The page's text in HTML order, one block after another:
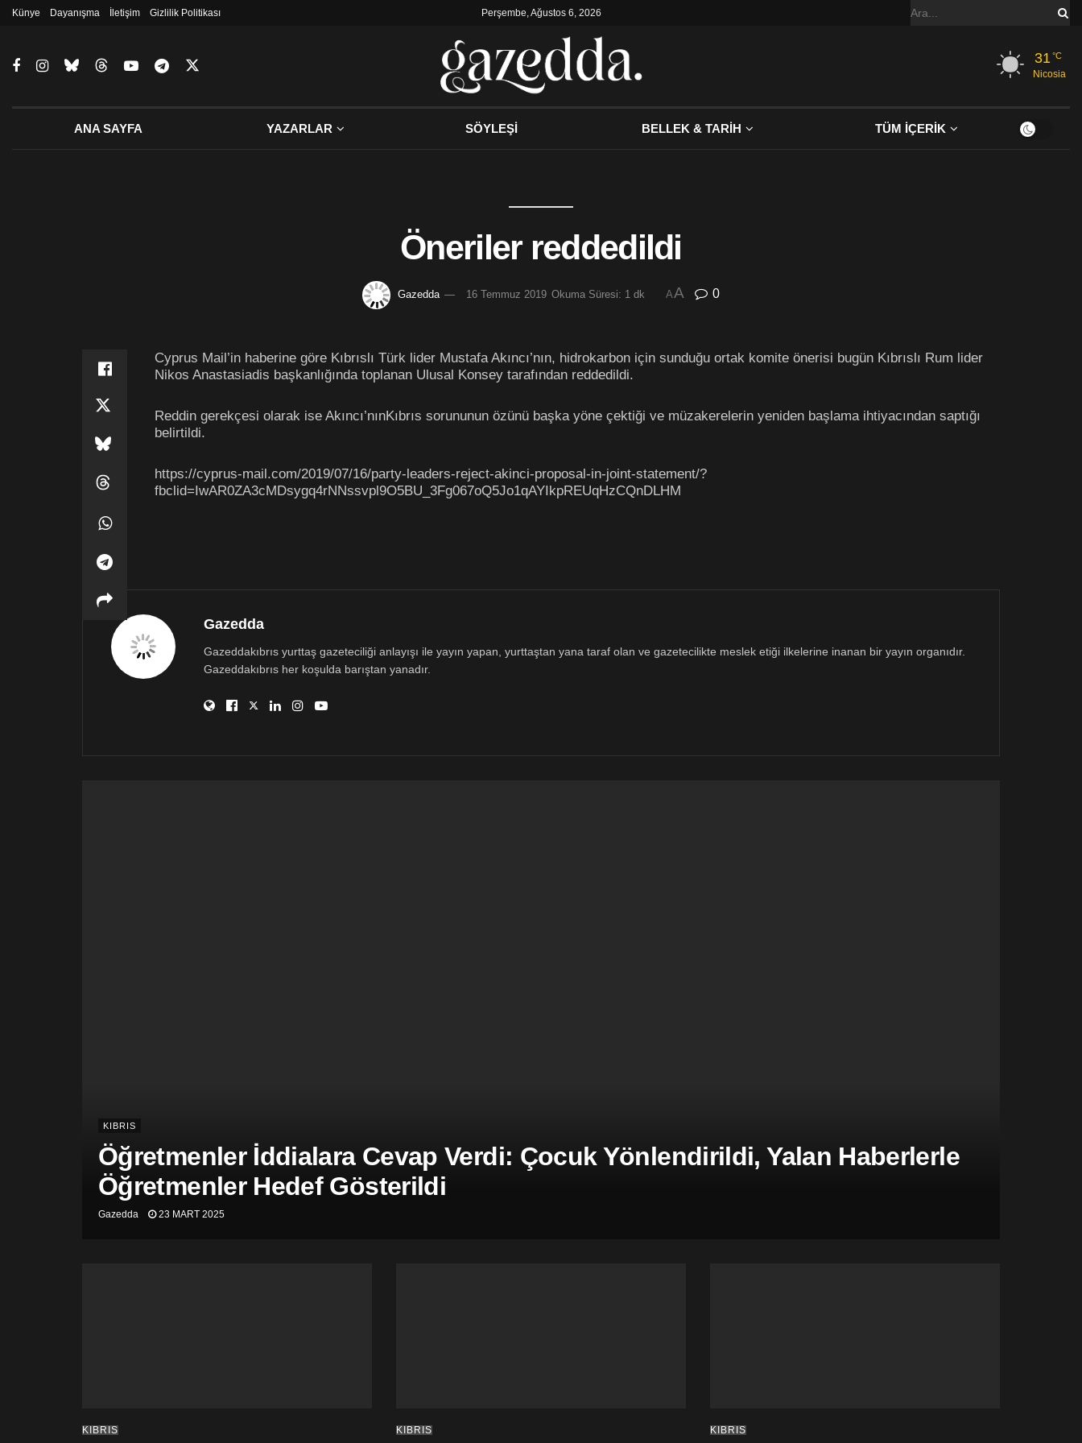
Künye Dayanışma İletişim Gizlilik Politikası Perşembe, Ağustos 6, 2026
31 °C
Nicosia
ANA SAYFA YAZARLAR SÖYLEŞİ BELLEK & TARİH TÜM İÇERİK
Öneriler reddedildi
Gazedda 16 Temmuz 2019 Okuma Süresi: 1 dk AA 0
Cyprus Mail’in haberine göre Kıbrıslı Türk lider Mustafa Akıncı’nın, hidrokarbon için sunduğu ortak komite önerisi bugün Kıbrıslı Rum lider
Nikos Anastasiadis başkanlığında toplanan Ulusal Konsey tarafından reddedildi.
Reddin gerekçesi olarak ise Akıncı’nınKıbrıs sorununun özünü başka yöne çektiği ve müzakerelerin yeniden başlama ihtiyacından saptığı
belirtildi.
https://cyprus-mail.com/2019/07/16/party-leaders-reject-akinci-proposal-in-joint-statement/?
fbclid=IwAR0ZA3cMDsygq4rNNssvpl9O5BU_3Fg067oQ5Jo1qAYIkpREUqHzCQnDLHM
Gazedda
Gazeddakıbrıs yurttaş gazeteciliği anlayışı ile yayın yapan, yurttaştan yana taraf olan ve gazetecilikte meslek etiği ilkelerine inanan bir yayın organıdır.
Gazeddakıbrıs her koşulda barıştan yanadır.
KIBRIS
Öğretmenler İddialara Cevap Verdi: Çocuk Yönlendirildi, Yalan Haberlerle
Öğretmenler Hedef Gösterildi
Gazedda 23 MART 2025
KIBRIS KIBRIS KIBRIS